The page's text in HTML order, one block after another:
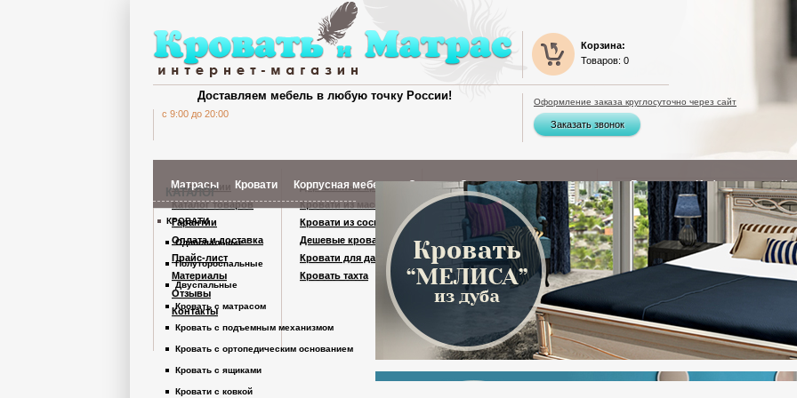
Заказать звонок
c 9:00 до 20:00
Оформление заказа круглосуточно через сайт
Доставляем мебель в любую точку России!
Корзина:
Товаров: 0
Матрасы Кровати Корпусная мебель
Шкафы Кардинал
Шкафы из дерева
Комоды
Столы
Кухонные столы
Журнальные столы
Письменные столы
Стулья
Стулья из дерева
Табуреты из дерева
Оплата и доставка Гарантии Информация
КАТАЛОГ
КРОВАТИ
Односпальные
Полутороспальные
Двуспальные
Кровать с матрасом
Кровать с подъемным механизмом
Кровать с ортопедическим основанием
Кровать с ящиками
Кровати с ковкой
О компании
Каталог товаров
Гарантии
Оплата и доставка
Прайс-лист
Материалы
Отзывы
Контакты
Деревянные кровати
Кровати из массива
Кровати из сосны
Дешевые кровати
Кровати для дачи
Кровать тахта
Мягкие матрасы
Матрасы средней жесткости
Жесткие матрасы
Кокосовые матрасы
Материалы для матрасов
Правила выбора матраса
Производство матрасов
Отзывы
Матрасы от